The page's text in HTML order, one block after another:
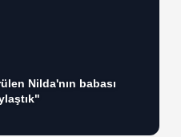
Nilda'nın babası